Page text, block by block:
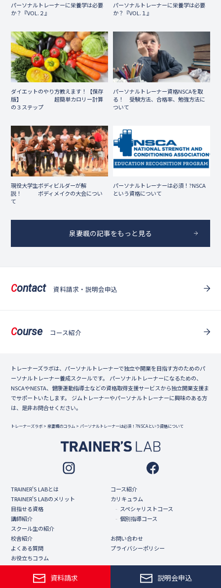
資料請求 説明会申込
パーソナルトレーナーに栄養学は必要
か？『VOL.２』
パーソナルトレーナーに栄養学は必要
か？『VOL.１』
ダイエットのやり方教えます！【保存
版】 超簡単カロリー計算
の３ステップ
パーソナルトレーナー資格NSCAを取
る！ 受験方法、合格率、勉強方法に
ついて
現役大学生ボディビルダーが解
説！ ボディメイクの大会につい
て
パーソナルトレーナーは必須！?NSCA
という資格について
泉妻颯の記事をもっと見る
Contact 資料請求・説明会申込
Course コース紹介
トレーナーズラボは、パーソナルトレーナーで独立や開業を目指す方のためのパ
ーソナルトレーナー養成スクールです。 パーソナルトレーナーになるための、
NSCAやNESTA、健康運動指導士などの資格取得支援サービスから独立開業支援ま
でサポートいたします。 ジムトレーナーやパーソナルトレーナーに興味のある方
は、是非お問合せください。
トレーナーズラボ >泉妻颯のコラム > パーソナルトレーナーは必須！?NSCAという資格について
TRAINER'S LABとは
TRAINER'S LABのメリット
目指せる資格
講師紹介
スクール生の紹介
コース紹介
カリキュラム
スペシャリストコース
個別指導コース
校舎紹介
よくある質問
お役立ちコラム
新着情報
お問い合わせ
プライバシーポリシー
©トレーナーズラボ.All Rights Reserved.